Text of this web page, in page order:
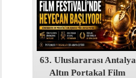
63. Uluslararası Antalya
Altın Portakal Film